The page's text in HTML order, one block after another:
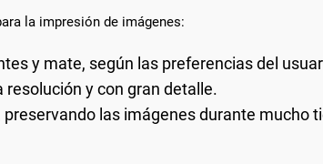
la impresión de imágenes:
y mate, según las preferencias del
y con gran detalle.
las imágenes durante mucho